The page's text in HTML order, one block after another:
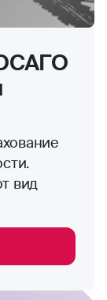
вид